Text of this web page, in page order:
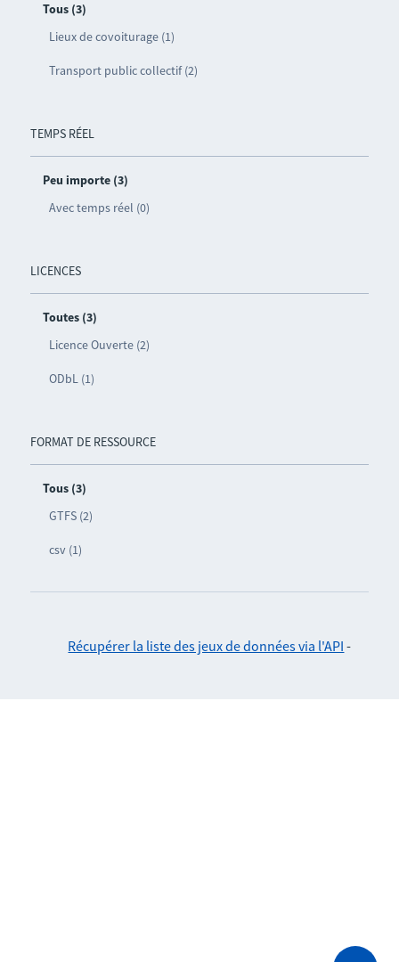
Tous (3)
Lieux de covoiturage (1)
Transport public collectif (2)
TEMPS RÉEL
Peu importe (3)
Avec temps réel (0)
LICENCES
Toutes (3)
Licence Ouverte (2)
ODbL (1)
FORMAT DE RESSOURCE
Tous (3)
GTFS (2)
csv (1)
Récupérer la liste des jeux de données via l'API -